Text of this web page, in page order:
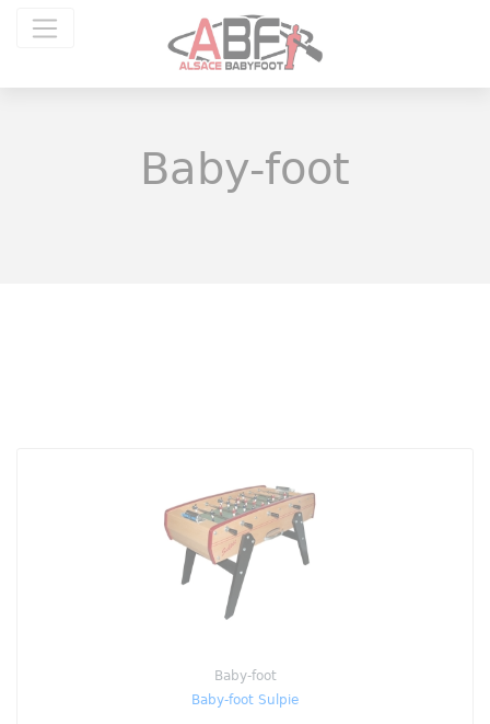
Baby-foot
Baby-foot
Baby-foot Sulpie
Panneau de gestion des cookies